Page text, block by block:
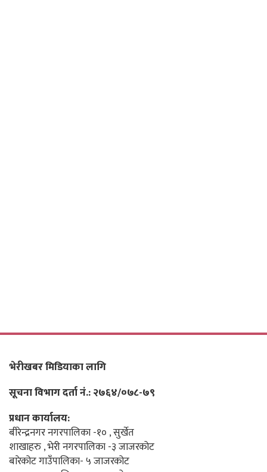
भेरीखबर मिडियाका लागि
सूचना विभाग दर्ता नं.: २७६४/०७८-७९
प्रधान कार्यालय:
बीरेन्द्रनगर नगरपालिका -१० , सुर्खेत
शाखाहरु , भेरी नगरपालिका -३ जाजरकोट
बारेकोट गाउँपालिका- ५ जाजरकोट